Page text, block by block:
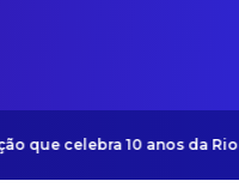
10 anos da Rio-2016